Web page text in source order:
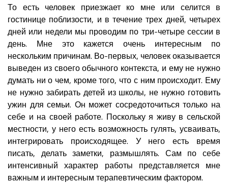
То есть человек приезжает ко мне или селится в
гостинице поблизости, и в течение трех дней, четырех
дней или недели мы проводим по три-четыре сессии в
день. Мне это кажется очень интересным по
нескольким причинам. Во-первых, человек оказывается
выведен из своего обычного контекста, и ему не нужно
думать ни о чем, кроме того, что с ним происходит. Ему
не нужно забирать детей из школы, не нужно готовить
ужин для семьи. Он может сосредоточиться только на
себе и на своей работе. Поскольку я живу в сельской
местности, у него есть возможность гулять, усваивать,
интегрировать происходящее. У него есть время
писать, делать заметки, размышлять. Сам по себе
интенсивный характер работы представляется мне
важным и интересным терапевтическим фактором.